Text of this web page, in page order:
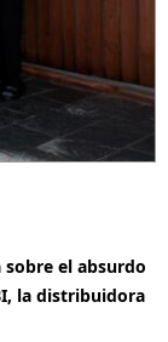
el absurdo
la distribuidora